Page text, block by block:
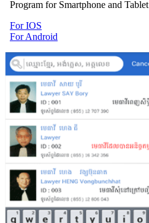
Program for Smartphone and Tablet
For IOS
For Android